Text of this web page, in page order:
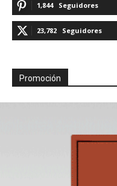
1,844 Seguidores
23,782 Seguidores
Promoción